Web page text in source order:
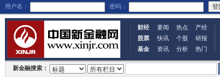
用户名： 密码：
财经 要闻 热点
产经
股票
快讯 个股
研报
基金
资讯 分析 热门
新金融搜索：